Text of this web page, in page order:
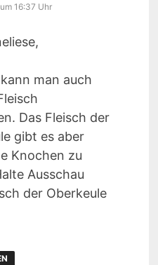
16:37 Uhr
man auch
Das Fleisch der
gibt es aber
Knochen zu
Ausschau
der Oberkeule